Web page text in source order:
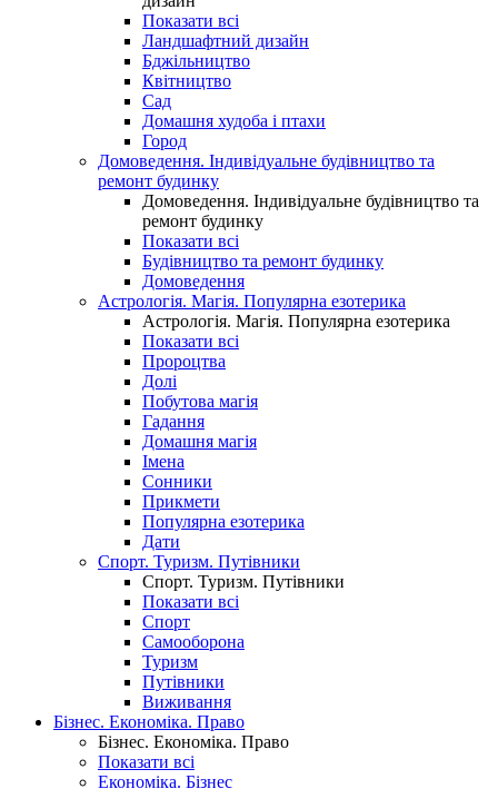
Показати всі
Ландшафтний дизайн
Бджільництво
Квітництво
Сад
Домашня худоба і птахи
Город
Домоведення. Індивідуальне будівництво та
ремонт будинку
Домоведення. Індивідуальне будівництво та
ремонт будинку
Показати всі
Будівництво та ремонт будинку
Домоведення
Астрологія. Магія. Популярна езотерика
Астрологія. Магія. Популярна езотерика
Показати всі
Пророцтва
Долі
Побутова магія
Гадання
Домашня магія
Імена
Сонники
Прикмети
Популярна езотерика
Дати
Спорт. Туризм. Путівники
Спорт. Туризм. Путівники
Показати всі
Спорт
Самооборона
Туризм
Путівники
Виживання
Бізнес. Економіка. Право
Бізнес. Економіка. Право
Показати всі
Економіка. Бізнес